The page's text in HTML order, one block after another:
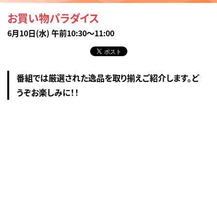
お買い物パラダイス
6月10日(水) 午前10:30～11:00
番組では厳選された逸品を取り揃えご紹介します。ど
うぞお楽しみに！！